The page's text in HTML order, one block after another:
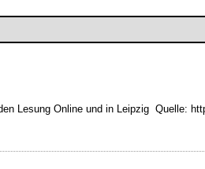
Lesung Online und in Leipzig Quelle: